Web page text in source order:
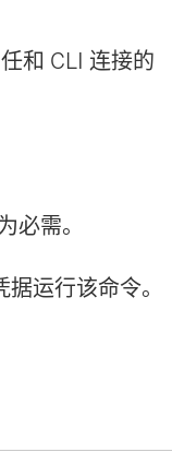
和 CLI 连接的
必需。
运行该命令。